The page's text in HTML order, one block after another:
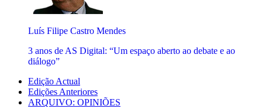
Luís Filipe Castro Mendes
3 anos de AS Digital: “Um espaço aberto ao debate e ao
diálogo”
Edição Actual
Edições Anteriores
ARQUIVO: OPINIÕES